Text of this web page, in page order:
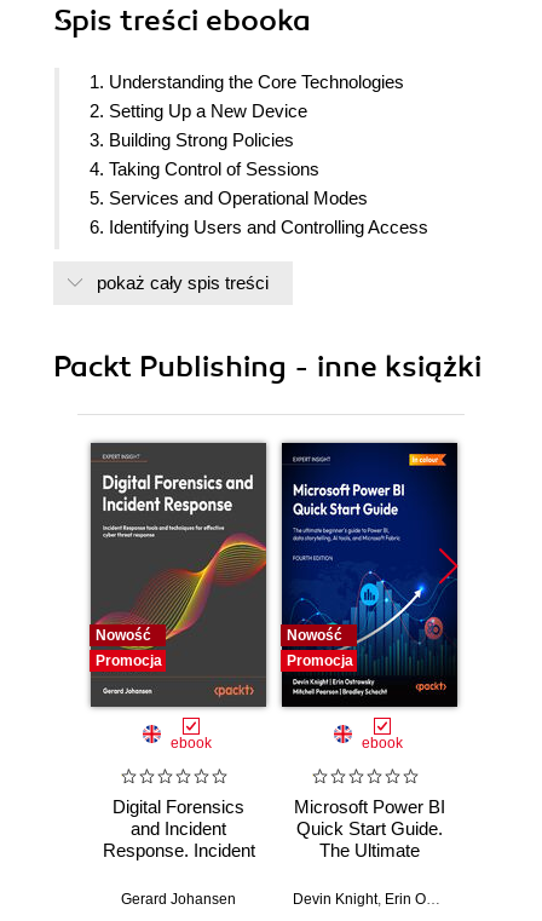
Spis treści ebooka
1. Understanding the Core Technologies
2. Setting Up a New Device
3. Building Strong Policies
4. Taking Control of Sessions
5. Services and Operational Modes
6. Identifying Users and Controlling Access
8. Upgrading Firewalls and Panorama
11. Advanced Protection
14. Cloud based firewall deployment
15. Supporting Tools
pokaż cały spis treści
Packt Publishing - inne książki
Nowość
Promocja
ebook
Digital Forensics
and Incident
Response. Incident
and techniques for
Gerard Johansen
Nowość
Promocja
ebook
Microsoft Power BI
Quick Start Guide.
The Ultimate
to Power BI, Data
Devin Knight, Erin Ostrowsky